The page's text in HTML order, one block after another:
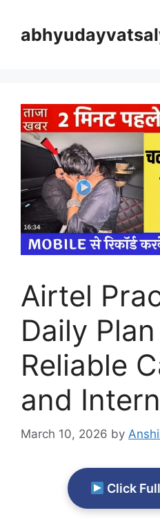
content
Airtel
Daily
Reliable
and
March 10, 2026 by
Click